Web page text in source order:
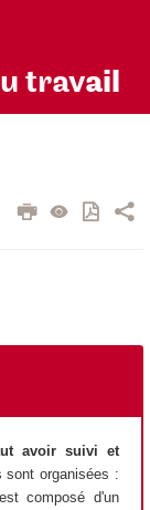
travail
avoir suivi et
sont organisées :
composé d'un